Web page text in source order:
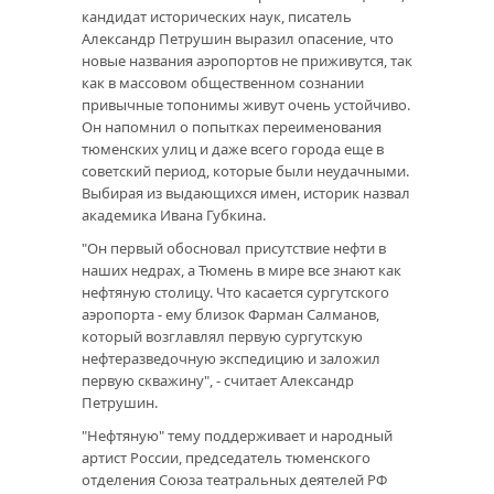
кандидат исторических наук, писатель
Александр Петрушин выразил опасение, что
новые названия аэропортов не приживутся, так
как в массовом общественном сознании
привычные топонимы живут очень устойчиво.
Он напомнил о попытках переименования
тюменских улиц и даже всего города еще в
советский период, которые были неудачными.
Выбирая из выдающихся имен, историк назвал
академика Ивана Губкина.
"Он первый обосновал присутствие нефти в
наших недрах, а Тюмень в мире все знают как
нефтяную столицу. Что касается сургутского
аэропорта - ему близок Фарман Салманов,
который возглавлял первую сургутскую
нефтеразведочную экспедицию и заложил
первую скважину", - считает Александр
Петрушин.
"Нефтяную" тему поддерживает и народный
артист России, председатель тюменского
отделения Союза театральных деятелей РФ